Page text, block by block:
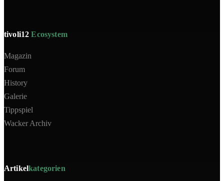
tivoli12Ecosystem
Magazin
Forum
History
Galerie
Tippspiel
Wacker Archiv
Artikelkategorien